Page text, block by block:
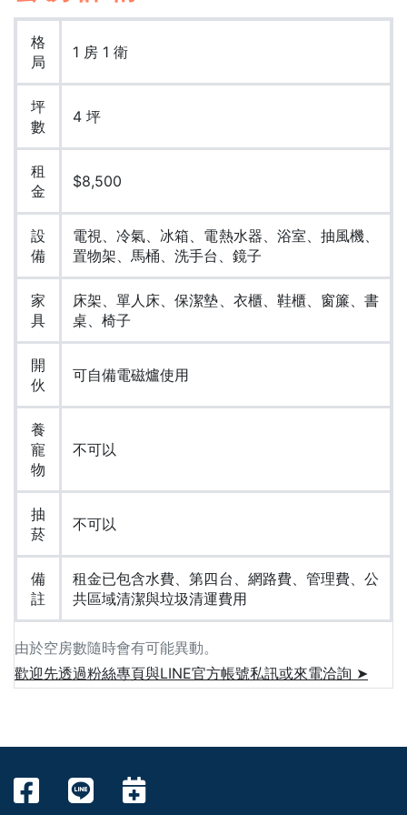
由於空房數隨時會有可能異動。
歡迎先透過粉絲專頁與LINE官方帳號私訊或來電洽詢 ➤
格
局
1 房 1 衛
坪
數
4 坪
租
金
$8,500
設
備
電視、冷氣、冰箱、電熱水器、浴室、抽風機、
置物架、馬桶、洗手台、鏡子
家
具
床架、單人床、保潔墊、衣櫃、鞋櫃、窗簾、書
桌、椅子
開
伙
可自備電磁爐使用
養
寵
物
不可以
抽
菸
不可以
備
註
租金已包含水費、第四台、網路費、管理費、公
共區域清潔與垃圾清運費用